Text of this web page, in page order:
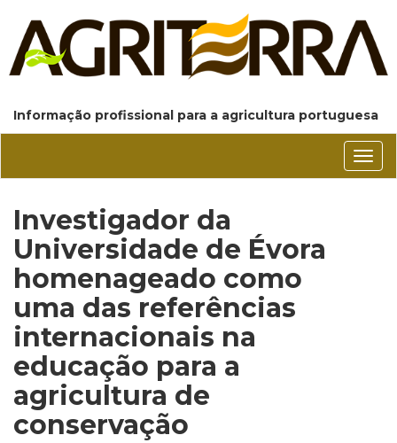
Informação profissional para a agricultura portuguesa
Investigador da
Universidade de Évora
homenageado como
uma das referências
internacionais na
educação para a
agricultura de
conservação